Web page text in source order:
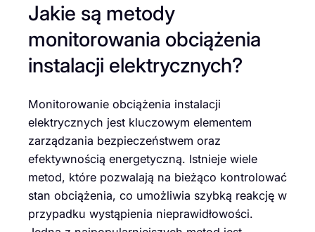
Jakie są metody
monitorowania obciążenia
instalacji elektrycznych?
Monitorowanie obciążenia instalacji
elektrycznych jest kluczowym elementem
zarządzania bezpieczeństwem oraz
efektywnością energetyczną. Istnieje wiele
metod, które pozwalają na bieżąco kontrolować
stan obciążenia, co umożliwia szybką reakcję w
przypadku wystąpienia nieprawidłowości.